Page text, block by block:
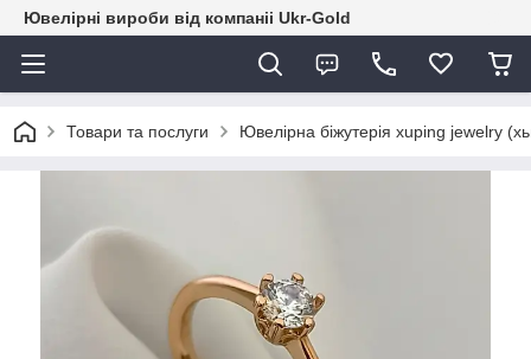
Ювелірні вироби від компаніі Ukr-Gold
Товари та послуги Ювелірна біжутерія xuping jewelry